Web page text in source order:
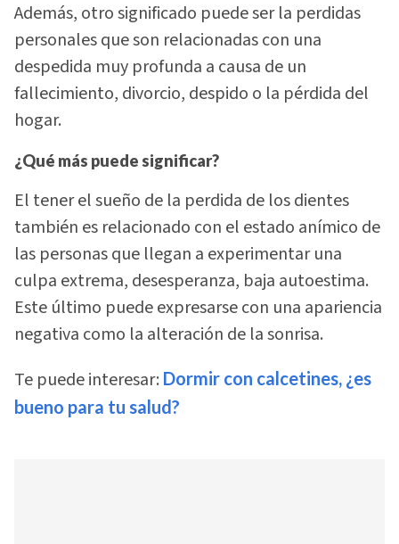
Además, otro significado puede ser la perdidas
personales que son relacionadas con una
despedida muy profunda a causa de un
fallecimiento, divorcio, despido o la pérdida del
hogar.
¿Qué más puede significar?
El tener el sueño de la perdida de los dientes
también es relacionado con el estado anímico de
las personas que llegan a experimentar una
culpa extrema, desesperanza, baja autoestima.
Este último puede expresarse con una apariencia
negativa como la alteración de la sonrisa.
Te puede interesar: Dormir con calcetines, ¿es
bueno para tu salud?